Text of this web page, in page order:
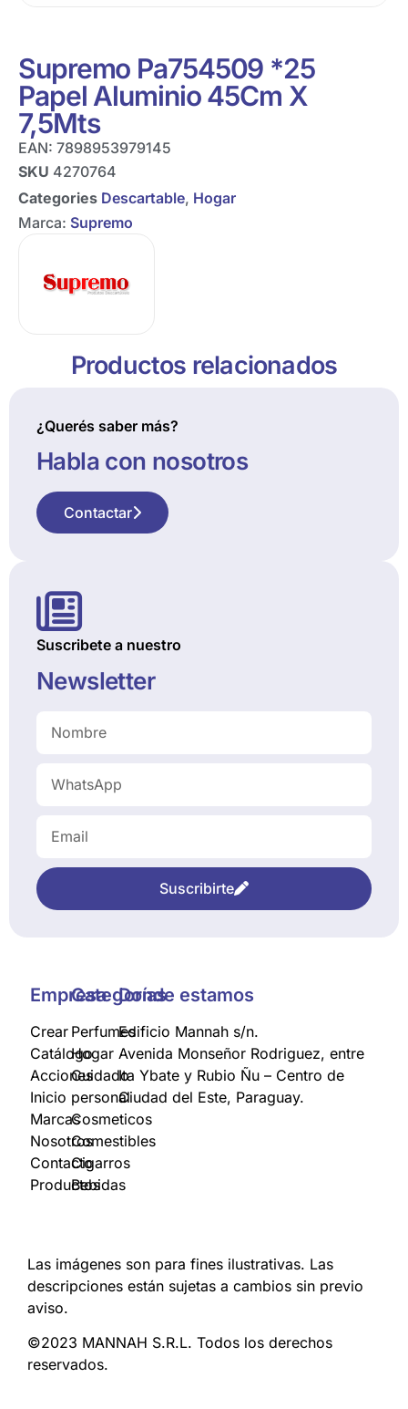
Supremo Pa754509 *25
Papel Aluminio 45Cm X
7,5Mts
EAN: 7898953979145
SKU 4270764
Categories Descartable, Hogar
Marca: Supremo
Productos relacionados
¿Querés saber más?
Habla con nosotros
Contactar
Suscribete a nuestro
Newsletter
Suscribirte
Empresa
Crear
Catálogo
Acciones
Inicio
Marcas
Nosotros
Contacto
Productos
Categorías
Perfumes
Hogar
Cuidado
personal
Cosmeticos
Comestibles
Cigarros
Bebidas
Donde estamos
Edificio Mannah s/n.
Avenida Monseñor Rodriguez, entre
Ita Ybate y Rubio Ñu – Centro de
Ciudad del Este, Paraguay.
Las imágenes son para fines ilustrativas. Las
descripciones están sujetas a cambios sin previo
aviso.
©2023 MANNAH S.R.L. Todos los derechos
reservados.